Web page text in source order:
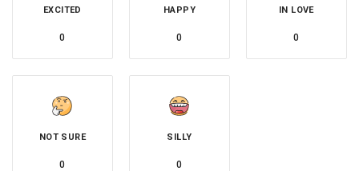
EXCITED
0
HAPPY
0
IN LOVE
0
NOT SURE
0
SILLY
0